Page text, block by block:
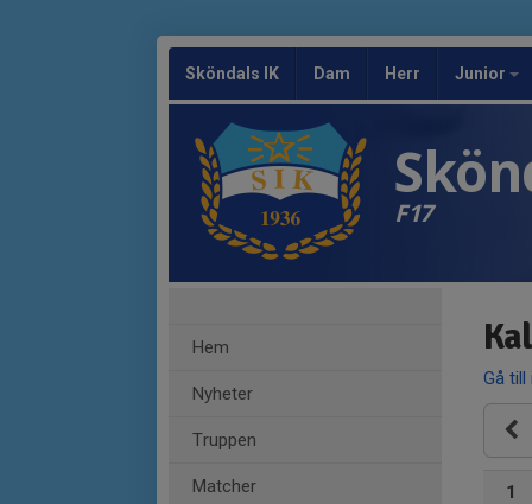
Sköndals IK Dam Herr Junior
F17
Hem
Nyheter
Truppen
Matcher
Gå till
1